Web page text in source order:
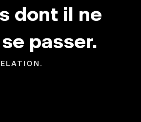
dont il ne
passer.